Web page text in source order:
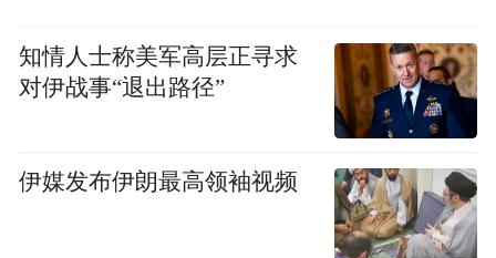
知情人士称美军高层正寻求
对伊战事“退出路径”
伊媒发布伊朗最高领袖视频